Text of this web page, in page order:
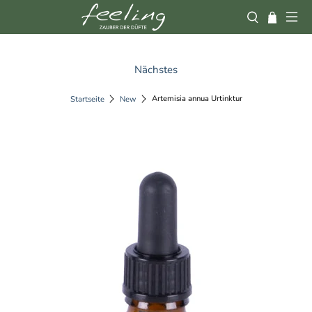
Startseite New Artemisia annua Urtinktur
Nächstes